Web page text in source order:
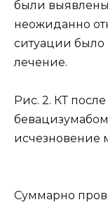
были
неожиданно
ситуации
лечение.
Рис. 2. КТ
исчезновение
Суммарно